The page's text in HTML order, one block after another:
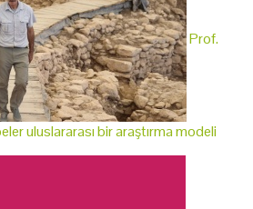
Prof.
uluslararası bir araştırma modeli